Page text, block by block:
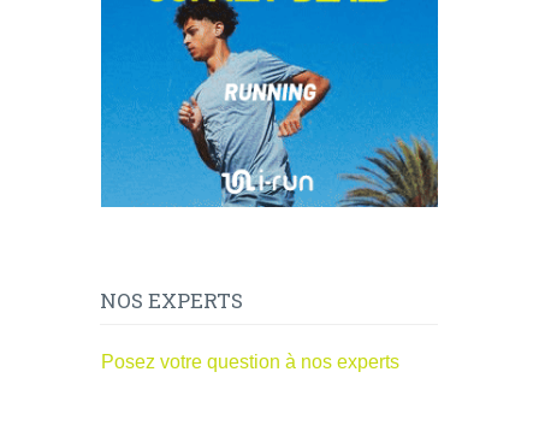
NOS EXPERTS
Posez votre question à nos experts